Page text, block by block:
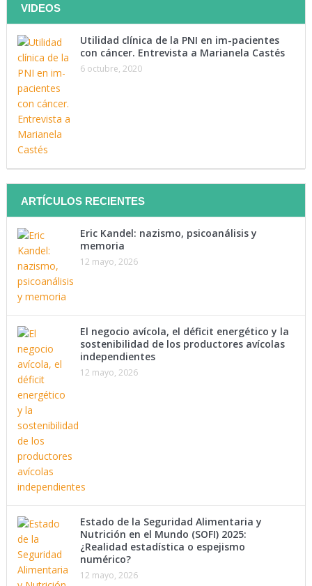
Tenemos como objetivo mantenerte instruido. Suscríbete a
nuestra lista y recibe directamente en tu correo lo último en
VIDEOS
Utilidad clínica de la PNI en im-pacientes
con cáncer. Entrevista a Marianela Castés
6 octubre, 2020
ARTÍCULOS RECIENTES
Eric Kandel: nazismo, psicoanálisis y
memoria
12 mayo, 2026
El negocio avícola, el déficit energético y la
sostenibilidad de los productores avícolas
independientes
12 mayo, 2026
Estado de la Seguridad Alimentaria y
Nutrición en el Mundo (SOFI) 2025:
¿Realidad estadística o espejismo
numérico?
12 mayo, 2026